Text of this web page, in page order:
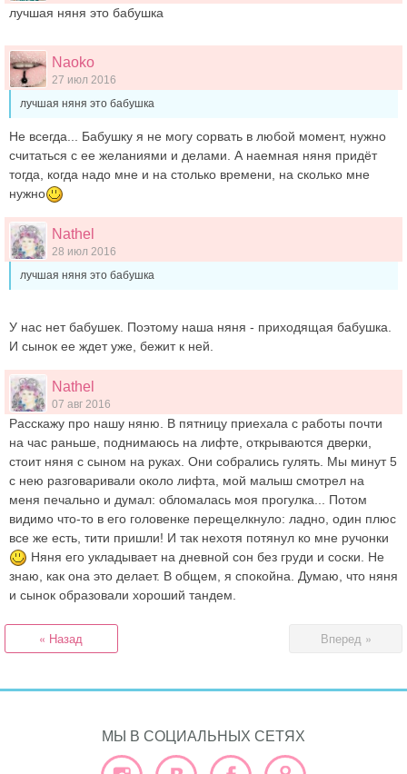
лучшая няня это бабушка
Naoko
27 июл 2016
лучшая няня это бабушка
Не всегда... Бабушку я не могу сорвать в любой момент, нужно
считаться с ее желаниями и делами. А наемная няня придёт
тогда, когда надо мне и на столько времени, на сколько мне
нужно
Nathel
28 июл 2016
лучшая няня это бабушка
У нас нет бабушек. Поэтому наша няня - приходящая бабушка.
И сынок ее ждет уже, бежит к ней.
Nathel
07 авг 2016
Расскажу про нашу няню. В пятницу приехала с работы почти
на час раньше, поднимаюсь на лифте, открываются дверки,
стоит няня с сыном на руках. Они собрались гулять. Мы минут 5
с нею разговаривали около лифта, мой малыш смотрел на
меня печально и думал: обломалась моя прогулка... Потом
видимо что-то в его головенке перещелкнуло: ладно, один плюс
все же есть, тити пришли! И так нехотя потянул ко мне ручонки
Няня его укладывает на дневной сон без груди и соски. Не
знаю, как она это делает. В общем, я спокойна. Думаю, что няня
и сынок образовали хороший тандем.
« Назад Вперед »
МЫ В СОЦИАЛЬНЫХ СЕТЯХ